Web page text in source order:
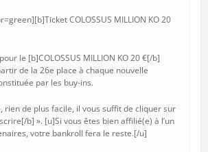
COLOSSUS MILLION KO 20
le [b]COLOSSUS MILLION KO 20 €[/b]
de la 26e place à chaque nouvelle
par les buy-ins.
rien de plus facile, il vous suffit de cliquer sur
b] ». [u]Si vous êtes bien affilié(e) à l’un
votre bankroll fera le reste.[/u]